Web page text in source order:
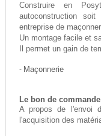
Construire en
autoconstruction
entreprise de
Un montage facile et
Il permet un gain de
- Maçonnerie
Le bon de
A propos de l'envoi
l'acquisition des